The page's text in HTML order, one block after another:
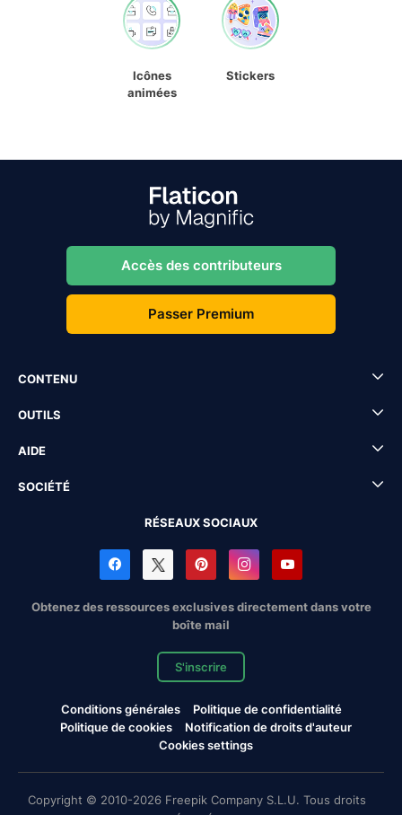
Icônes
animées
Stickers
Accès des contributeurs
Passer Premium
CONTENU
OUTILS
AIDE
SOCIÉTÉ
RÉSEAUX SOCIAUX
Obtenez des ressources exclusives directement dans votre
boîte mail
S'inscrire
Conditions générales
Politique de confidentialité
Politique de cookies
Notification de droits d'auteur
Cookies settings
Copyright © 2010-2026 Freepik Company S.L.U. Tous droits